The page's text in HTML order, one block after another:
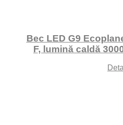
Bec LED G9
F, lumină caldă